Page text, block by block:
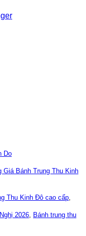
Do
Giá Bánh Trung Thu Kinh
Thu Kinh Đô cao cấp
2026
Bánh trung thu